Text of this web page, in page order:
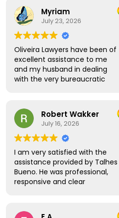
and Atlas was always available
to answer all the questions I
had. My visa was approved
without any roadblocks. I still
recommend the team, you are
in safe hands when you work
with them.
Myriam
July 23, 2026
Oliveira Lawyers have been of
excellent assistance to me
and my husband in dealing
with the very bureaucratic
knowledgeable, efficient and
responsive.Robert Wakker
July 16, 2026
I am very satisfied with the
assistance provided by Talhes
Bueno. He was professional,
responsive and clear
Brazil efficiently. I would gladly